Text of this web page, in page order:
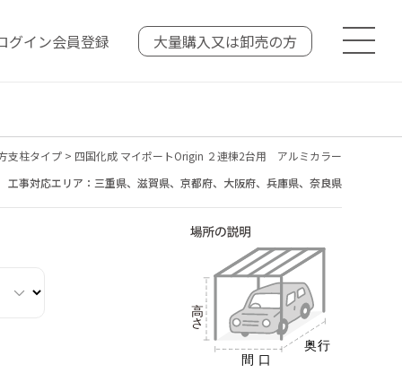
グイン会員登録 大量購入又は卸売の方
支柱タイプ> 四国化成 マイポートOrigin ２連棟2台用 アルミカラー
工事対応エリア：三重県、滋賀県、京都府、大阪府、兵庫県、奈良県